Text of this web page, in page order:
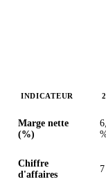
INDICATEUR
Marge nette
(%)
Chiffre
d'affaires